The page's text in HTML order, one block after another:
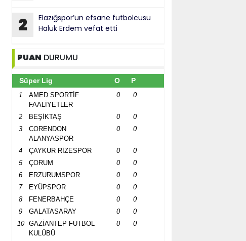
2
Elazığspor’un efsane futbolcusu
Haluk Erdem vefat etti
PUAN DURUMU
Süper Lig O P
1
AMED SPORTİF
FAALİYETLER
0 0
2 BEŞİKTAŞ 0
0
3
CORENDON
ALANYASPOR
0 0
4 ÇAYKUR RİZESPOR 0
0
5
ÇORUM 0
0
6
ERZURUMSPOR 0
0
7
EYÜPSPOR 0
0
8
FENERBAHÇE 0
0
9
GALATASARAY 0
0
10
GAZİANTEP FUTBOL
KULÜBÜ
0 0